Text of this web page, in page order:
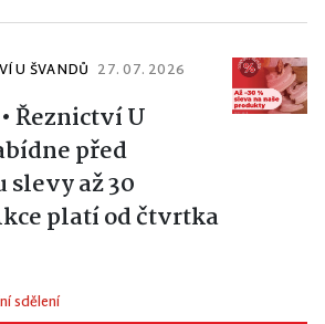
U ŠVANDŮ 27. 07. 2026
•Řeznictví U
před
až 30
platí od čtvrtka
sdělení